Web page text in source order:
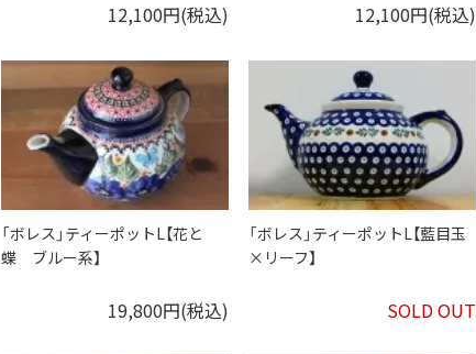
12,100円(税込) 12,100円(税込)
「ボレス」ティーポットL【花と
蝶 ブルー系】
19,800円(税込)
「ボレス」ティーポットL【藍目玉
×リーフ】
SOLD OUT